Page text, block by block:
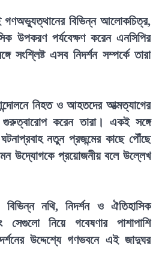
গণঅভ্যুত্থানের বিভিন্ন আলোকচিত্র,
উপকরণ পর্যবেক্ষণ করেন এনসিপির
সংশ্লিষ্ট এসব নিদর্শন সম্পর্কে তারা
নিহত ও আহতদের আত্মত্যাগের
গুরুত্বারোপ করেন তারা। একই সঙ্গে
নতুন প্রজন্মের কাছে পৌঁছে
উদ্যোগকে প্রয়োজনীয় বলে উল্লেখ
নথি, নিদর্শন ও ঐতিহাসিক
নিয়ে গবেষণার পাশাপাশি
উদ্দেশ্যে গণভবনে এই জাদুঘর